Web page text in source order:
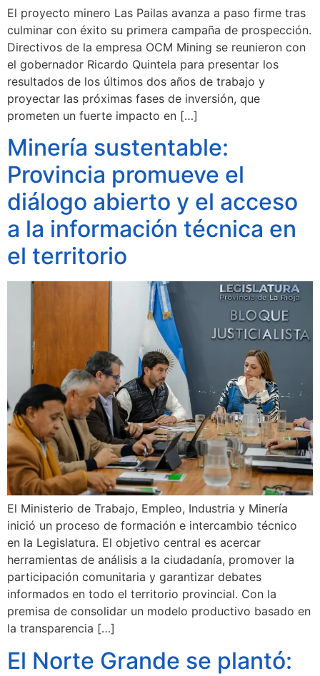
El proyecto minero Las Pailas avanza a paso firme tras
culminar con éxito su primera campaña de prospección.
Directivos de la empresa OCM Mining se reunieron con
el gobernador Ricardo Quintela para presentar los
resultados de los últimos dos años de trabajo y
proyectar las próximas fases de inversión, que
prometen un fuerte impacto en […]
Minería sustentable:
Provincia promueve el
diálogo abierto y el acceso
a la información técnica en
el territorio
El Ministerio de Trabajo, Empleo, Industria y Minería
inició un proceso de formación e intercambio técnico
en la Legislatura. El objetivo central es acercar
herramientas de análisis a la ciudadanía, promover la
participación comunitaria y garantizar debates
informados en todo el territorio provincial. Con la
premisa de consolidar un modelo productivo basado en
la transparencia […]
El Norte Grande se plantó: